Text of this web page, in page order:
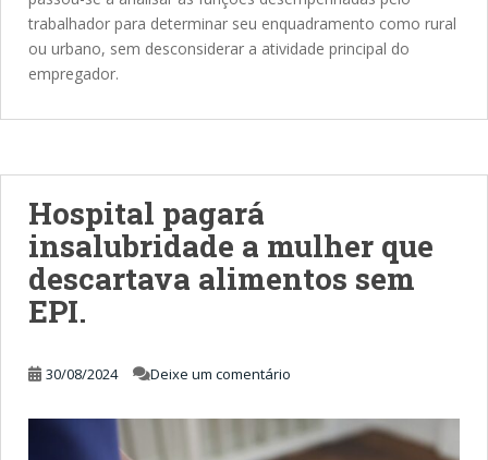
trabalhador para determinar seu enquadramento como rural
ou urbano, sem desconsiderar a atividade principal do
empregador.
Hospital pagará
insalubridade a mulher que
descartava alimentos sem
EPI.
30/08/2024 Deixe um comentário